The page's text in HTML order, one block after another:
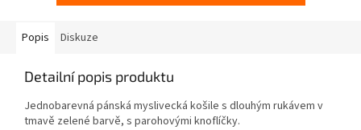
Popis Diskuze
Detailní popis produktu
Jednobarevná pánská myslivecká košile s dlouhým rukávem v
tmavě zelené barvě, s parohovými knoflíčky.